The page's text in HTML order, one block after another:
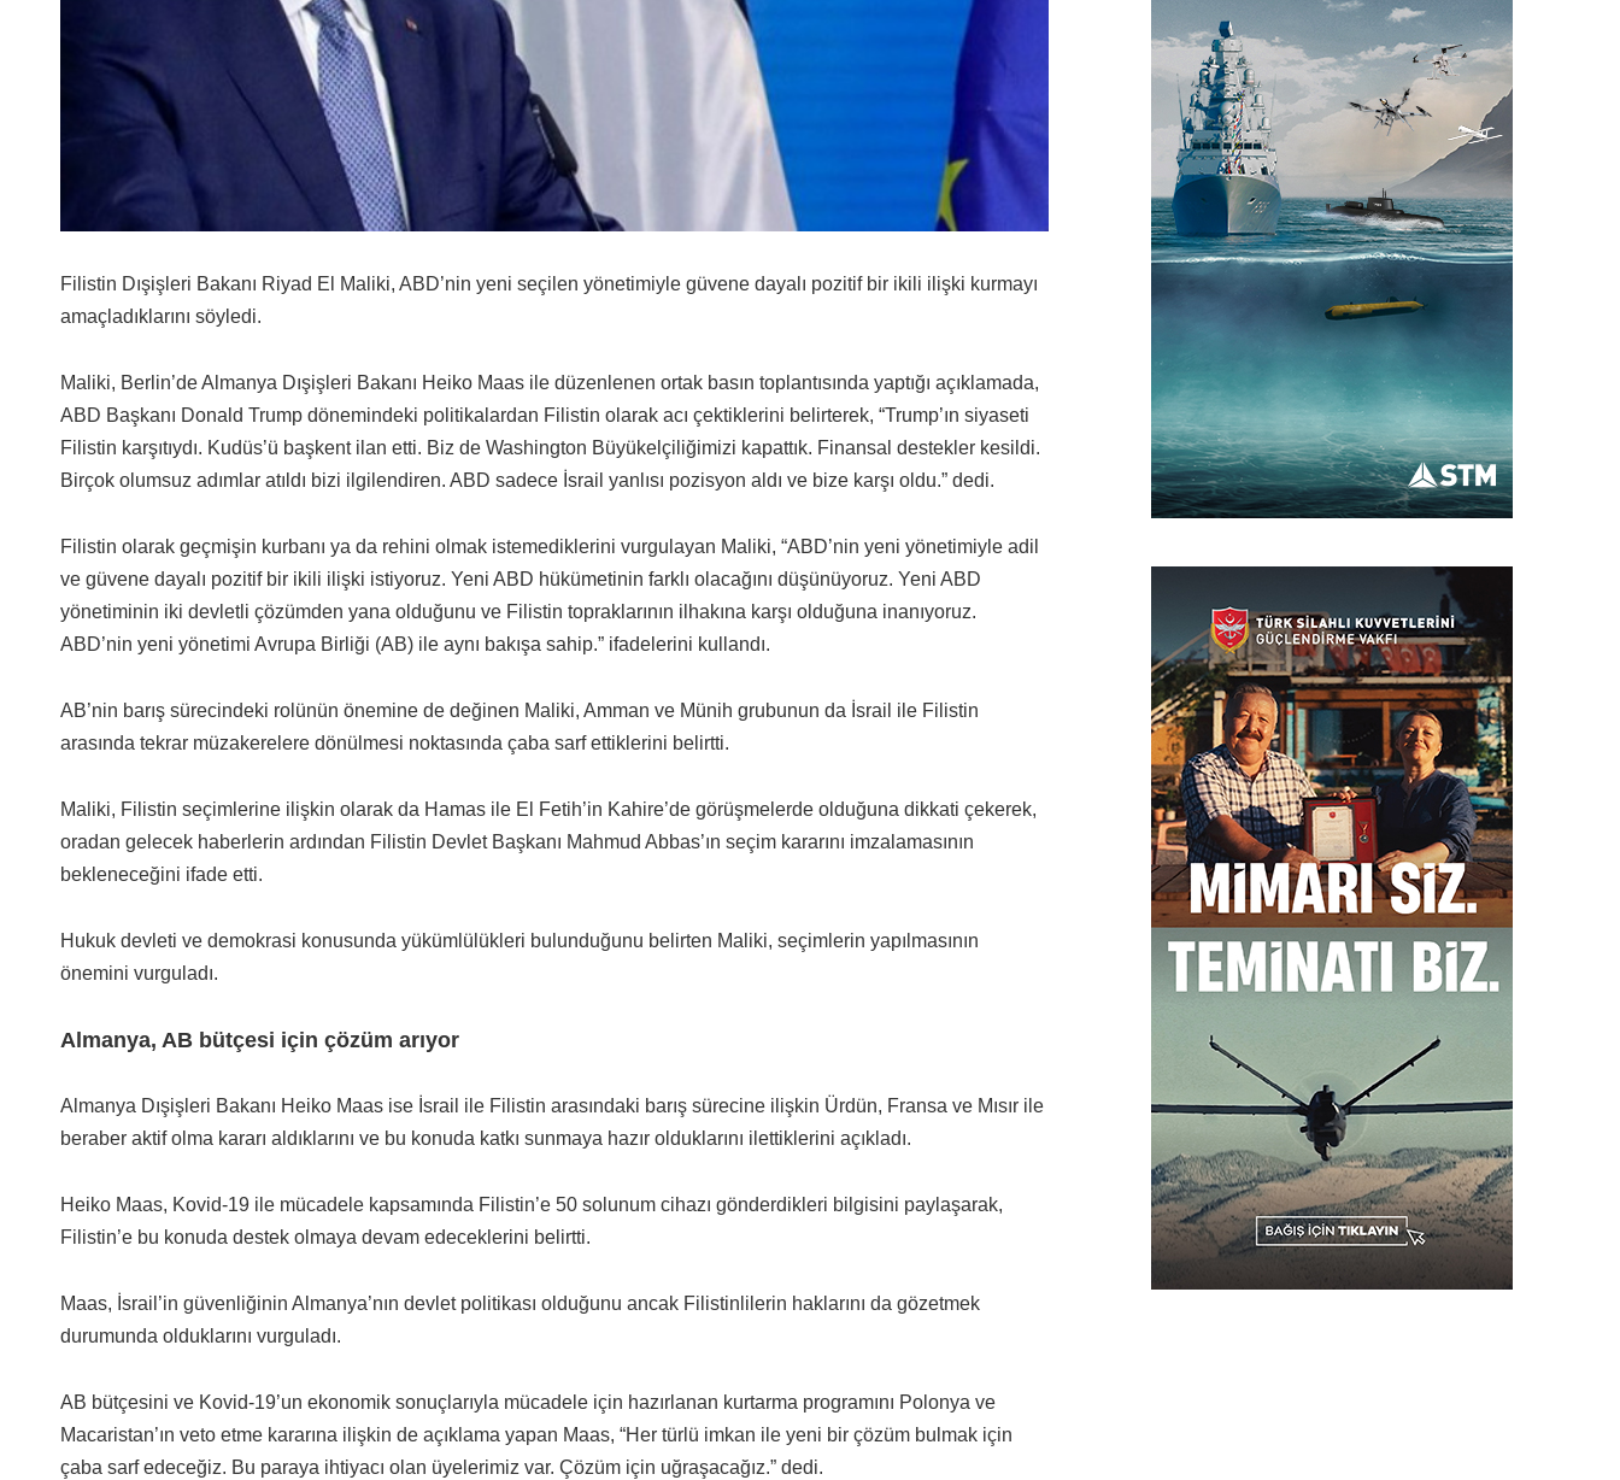
Filistin Dışişleri Bakanı Riyad El Maliki, ABD’nin yeni seçilen yönetimiyle güvene dayalı pozitif bir ikili ilişki kurmayı
amaçladıklarını söyledi.
Maliki, Berlin’de Almanya Dışişleri Bakanı Heiko Maas ile düzenlenen ortak basın toplantısında yaptığı açıklamada,
ABD Başkanı Donald Trump dönemindeki politikalardan Filistin olarak acı çektiklerini belirterek, “Trump’ın siyaseti
Filistin karşıtıydı. Kudüs’ü başkent ilan etti. Biz de Washington Büyükelçiliğimizi kapattık. Finansal destekler kesildi.
Birçok olumsuz adımlar atıldı bizi ilgilendiren. ABD sadece İsrail yanlısı pozisyon aldı ve bize karşı oldu.” dedi.
Filistin olarak geçmişin kurbanı ya da rehini olmak istemediklerini vurgulayan Maliki, “ABD’nin yeni yönetimiyle adil
ve güvene dayalı pozitif bir ikili ilişki istiyoruz. Yeni ABD hükümetinin farklı olacağını düşünüyoruz. Yeni ABD
yönetiminin iki devletli çözümden yana olduğunu ve Filistin topraklarının ilhakına karşı olduğuna inanıyoruz.
ABD’nin yeni yönetimi Avrupa Birliği (AB) ile aynı bakışa sahip.” ifadelerini kullandı.
AB’nin barış sürecindeki rolünün önemine de değinen Maliki, Amman ve Münih grubunun da İsrail ile Filistin
arasında tekrar müzakerelere dönülmesi noktasında çaba sarf ettiklerini belirtti.
Maliki, Filistin seçimlerine ilişkin olarak da Hamas ile El Fetih’in Kahire’de görüşmelerde olduğuna dikkati çekerek,
oradan gelecek haberlerin ardından Filistin Devlet Başkanı Mahmud Abbas’ın seçim kararını imzalamasının
bekleneceğini ifade etti.
Hukuk devleti ve demokrasi konusunda yükümlülükleri bulunduğunu belirten Maliki, seçimlerin yapılmasının
önemini vurguladı.
Almanya, AB bütçesi için çözüm arıyor
Almanya Dışişleri Bakanı Heiko Maas ise İsrail ile Filistin arasındaki barış sürecine ilişkin Ürdün, Fransa ve Mısır ile
beraber aktif olma kararı aldıklarını ve bu konuda katkı sunmaya hazır olduklarını ilettiklerini açıkladı.
Heiko Maas, Kovid-19 ile mücadele kapsamında Filistin’e 50 solunum cihazı gönderdikleri bilgisini paylaşarak,
Filistin’e bu konuda destek olmaya devam edeceklerini belirtti.
Maas, İsrail’in güvenliğinin Almanya’nın devlet politikası olduğunu ancak Filistinlilerin haklarını da gözetmek
durumunda olduklarını vurguladı.
AB bütçesini ve Kovid-19’un ekonomik sonuçlarıyla mücadele için hazırlanan kurtarma programını Polonya ve
Macaristan’ın veto etme kararına ilişkin de açıklama yapan Maas, “Her türlü imkan ile yeni bir çözüm bulmak için
çaba sarf edeceğiz. Bu paraya ihtiyacı olan üyelerimiz var. Çözüm için uğraşacağız.” dedi.